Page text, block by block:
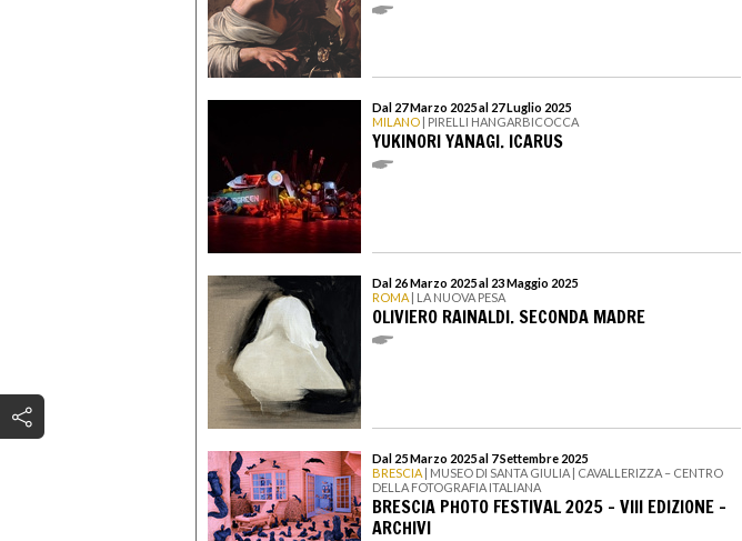
Dal 27 Marzo 2025 al 27 Luglio 2025
MILANO | PIRELLI HANGARBICOCCA
YUKINORI YANAGI. ICARUS
Dal 26 Marzo 2025 al 23 Maggio 2025
ROMA | LA NUOVA PESA
OLIVIERO RAINALDI. SECONDA MADRE
Dal 25 Marzo 2025 al 7 Settembre 2025
BRESCIA | MUSEO DI SANTA GIULIA | CAVALLERIZZA – CENTRO
DELLA FOTOGRAFIA ITALIANA
BRESCIA PHOTO FESTIVAL 2025 – VIII EDIZIONE –
ARCHIVI